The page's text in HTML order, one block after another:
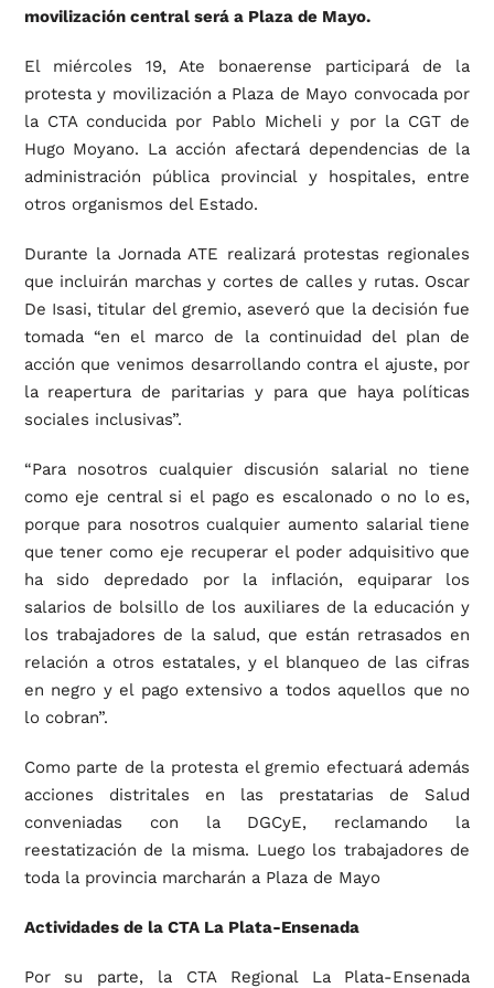
movilización central será a Plaza de Mayo.
El miércoles 19, Ate bonaerense participará de la
protesta y movilización a Plaza de Mayo convocada por
la CTA conducida por Pablo Micheli y por la CGT de
Hugo Moyano. La acción afectará dependencias de la
administración pública provincial y hospitales, entre
otros organismos del Estado.
Durante la Jornada ATE realizará protestas regionales
que incluirán marchas y cortes de calles y rutas. Oscar
De Isasi, titular del gremio, aseveró que la decisión fue
tomada “en el marco de la continuidad del plan de
acción que venimos desarrollando contra el ajuste, por
la reapertura de paritarias y para que haya políticas
sociales inclusivas”.
“Para nosotros cualquier discusión salarial no tiene
como eje central si el pago es escalonado o no lo es,
porque para nosotros cualquier aumento salarial tiene
que tener como eje recuperar el poder adquisitivo que
ha sido depredado por la inflación, equiparar los
salarios de bolsillo de los auxiliares de la educación y
los trabajadores de la salud, que están retrasados en
relación a otros estatales, y el blanqueo de las cifras
en negro y el pago extensivo a todos aquellos que no
lo cobran”.
Como parte de la protesta el gremio efectuará además
acciones distritales en las prestatarias de Salud
conveniadas con la DGCyE, reclamando la
reestatización de la misma. Luego los trabajadores de
toda la provincia marcharán a Plaza de Mayo
Actividades de la CTA La Plata-Ensenada
Por su parte, la CTA Regional La Plata-Ensenada